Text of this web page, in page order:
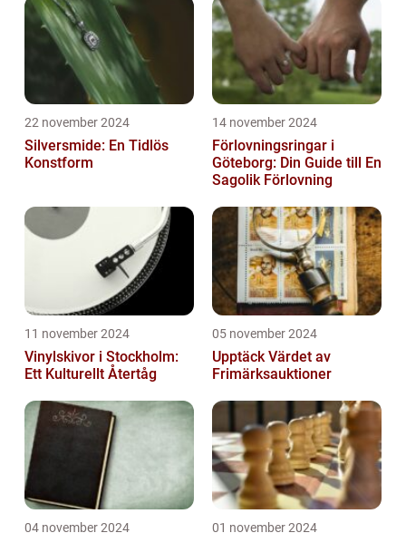
22 november 2024
Silversmide: En Tidlös
Konstform
14 november 2024
Förlovningsringar i
Göteborg: Din Guide till En
Sagolik Förlovning
11 november 2024
Vinylskivor i Stockholm:
Ett Kulturellt Återtåg
05 november 2024
Upptäck Värdet av
Frimärksauktioner
04 november 2024 01 november 2024